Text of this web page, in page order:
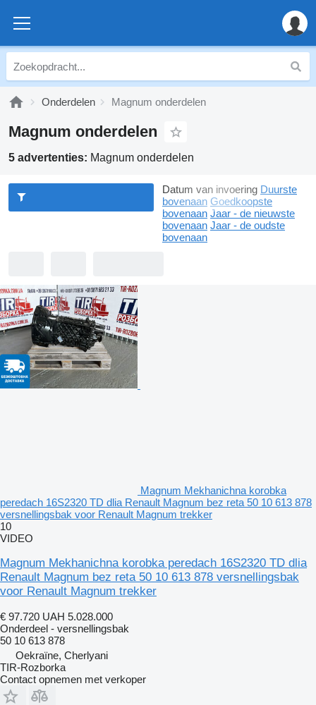
Onderdelen Magnum onderdelen
Magnum onderdelen
5 advertenties: Magnum onderdelen
Datum van invoering Duurste
bovenaan Goedkoopste
bovenaan Jaar - de nieuwste
bovenaan Jaar - de oudste
bovenaan
Magnum Mekhanichna korobka
peredach 16S2320 TD dlia Renault Magnum bez reta 50 10 613 878
versnellingsbak voor Renault Magnum trekker
10
VIDEO
Magnum Mekhanichna korobka peredach 16S2320 TD dlia
Renault Magnum bez reta 50 10 613 878 versnellingsbak
voor Renault Magnum trekker
€ 97.720 UAH 5.028.000
Onderdeel - versnellingsbak
50 10 613 878
Oekraïne, Cherlyani
TIR-Rozborka
Contact opnemen met verkoper